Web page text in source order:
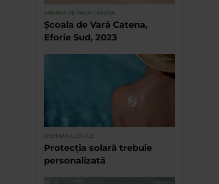
TABARA DE VARA CATENA
Școala de Vară Catena,
Eforie Sud, 2023
DERMATOLOGICE
Protecția solară trebuie
personalizată